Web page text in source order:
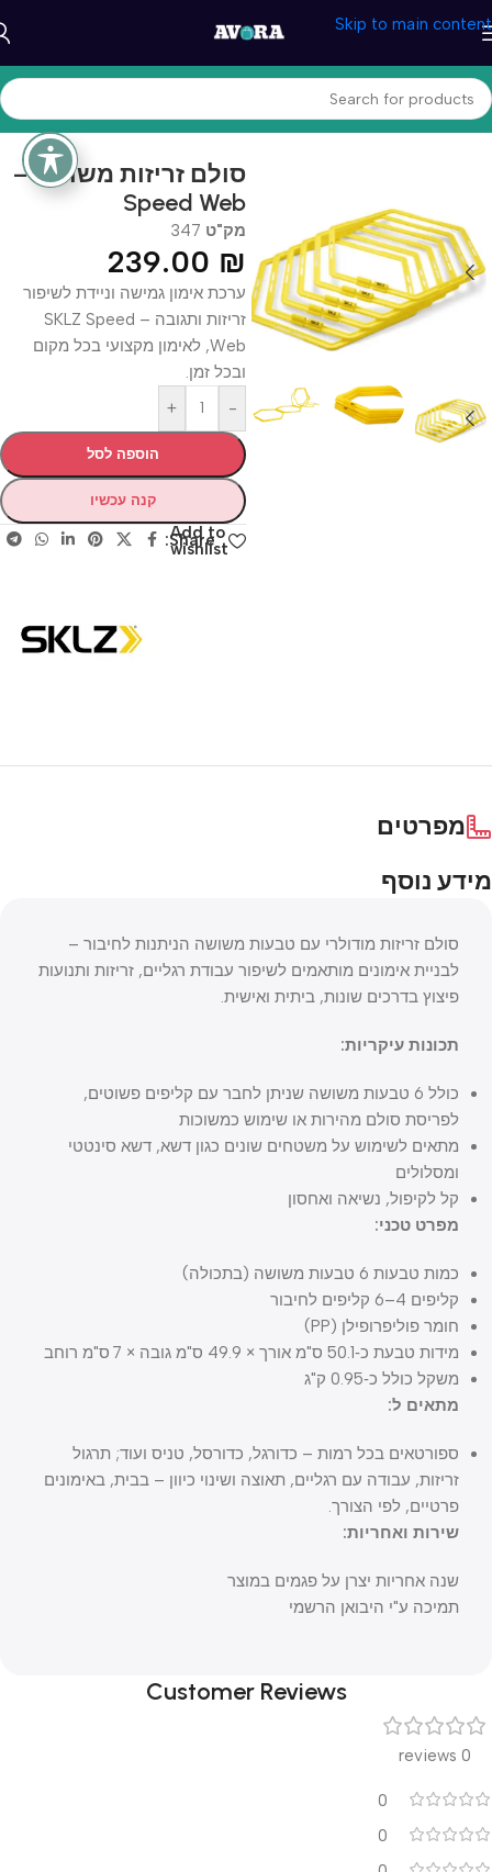
Skip to main content
עמוד הבית/ספורט וכושר/ציוד כושר וספורט
סולם זריזות משושה –
Speed Web
מק"ט 347
239.00 ₪
ערכת אימון גמישה וניידת לשיפור
זריזות ותגובה – SKLZ Speed
Web, לאימון מקצועי בכל מקום
ובכל זמן.
-
+
הוספה לסל
קנה עכשיו
Add to
wishlist
Share:
מפרטים
מידע נוסף
סולם זריזות מודולרי עם טבעות משושה הניתנות לחיבור –
לבניית אימונים מותאמים לשיפור עבודת רגליים, זריזות ותנועות
פיצוץ בדרכים שונות, ביתית ואישית.
תכונות עיקריות:
כולל 6 טבעות משושה שניתן לחבר עם קליפים פשוטים,
לפריסת סולם מהירות או שימוש כמשוכות
מתאים לשימוש על משטחים שונים כגון דשא, דשא סינטטי
ומסלולים
קל לקיפול, נשיאה ואחסון
מפרט טכני:
כמות טבעות 6 טבעות משושה (בתכולה)
קליפים 4–6 קליפים לחיבור
חומר פוליפרופילן (PP)
מידות טבעת כ‑50.1 ס"מ אורך × 49.9 ס"מ גובה × 7 ס"מ רוחב
משקל כולל כ‑0.95 ק"ג
מתאים ל:
ספורטאים בכל רמות – כדורגל, כדורסל, טניס ועוד; תרגול
זריזות, עבודה עם רגליים, תאוצה ושינוי כיוון – בבית, באימונים
פרטיים, לפי הצורך.
שירות ואחריות:
שנה אחריות יצרן על פגמים במוצר
תמיכה ע"י היבואן הרשמי
Customer Reviews
0 reviews
0
0